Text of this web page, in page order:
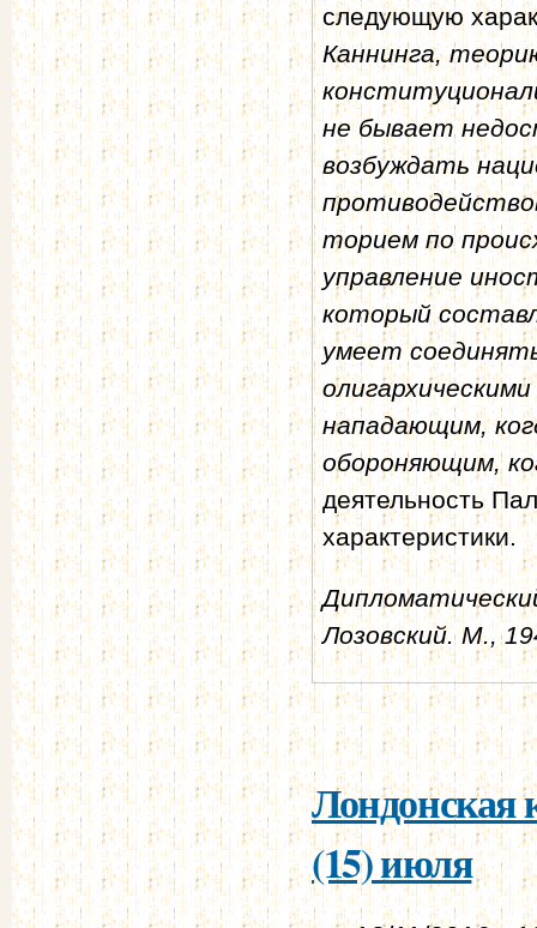
следующую
Каннинга,
не бывает
возбуждать
торием по
управление
который
умеет
нападающим,
обороняющим,
деятельность
характеристики.
Лозовский. М.,
Лондонская
(15) июля